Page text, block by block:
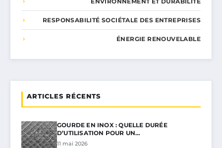
RESPONSABILITÉ SOCIÉTALE DES ENTREPRISES
ÉNERGIE RENOUVELABLE
ARTICLES RÉCENTS
GOURDE EN INOX : QUELLE DURÉE
D’UTILISATION POUR UN…
11 mai 2026